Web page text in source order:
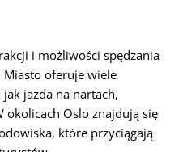
i możliwości spędzania
Miasto oferuje wiele
jazda na nartach,
okolicach Oslo znajdują się
które przyciągają